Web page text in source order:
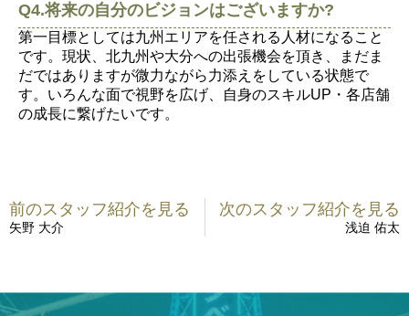
Q4.将来の自分のビジョンはございますか?
第一目標としては九州エリアを任される人材になること
です。現状、北九州や大分への出張機会を頂き、まだま
だではありますが微力ながら力添えをしている状態で
す。いろんな面で視野を広げ、自身のスキルUP・各店舗
の成長に繋げたいです。
前のスタッフ紹介を見る
矢野 大介
次のスタッフ紹介を見る
浅迫 佑太